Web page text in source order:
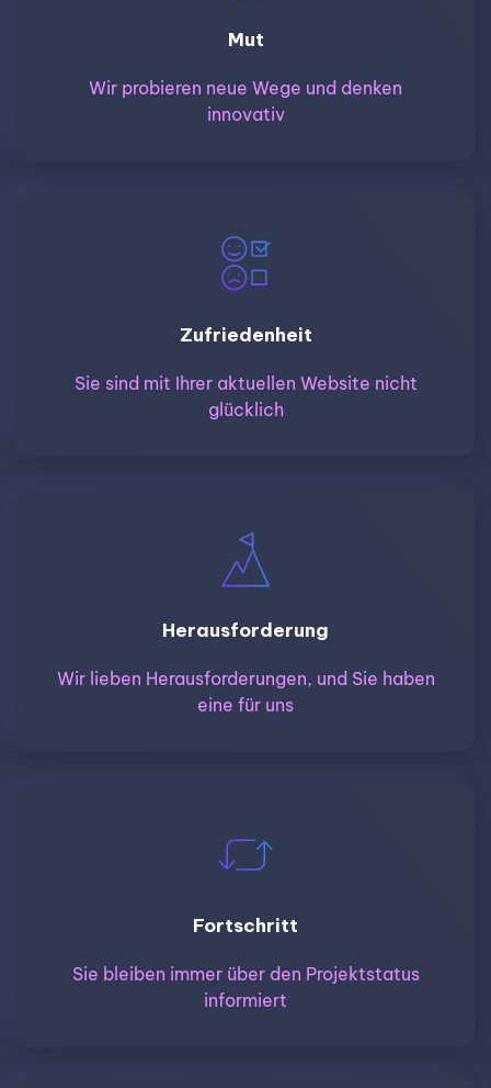
Mut
Wir probieren neue Wege und denken
innovativ
Zufriedenheit
Sie sind mit Ihrer aktuellen Website nicht
glücklich
Herausforderung
Wir lieben Herausforderungen, und Sie haben
eine für uns
Fortschritt
Sie bleiben immer über den Projektstatus
informiert